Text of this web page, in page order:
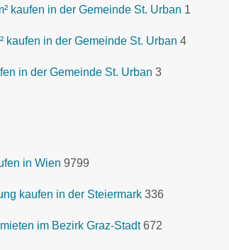
kaufen in der Gemeinde St. Urban 1
kaufen in der Gemeinde St. Urban 4
in der Gemeinde St. Urban 3
in Wien 9799
kaufen in der Steiermark 336
im Bezirk Graz-Stadt 672